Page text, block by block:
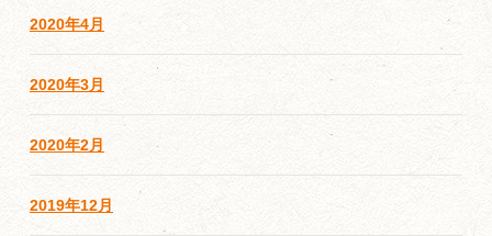
2020年4月
2020年3月
2020年2月
2019年12月